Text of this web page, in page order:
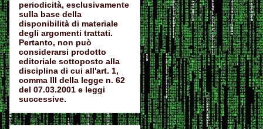
periodicità, esclusivamente
sulla base della
disponibilità di materiale
degli argomenti trattati.
Pertanto, non può
considerarsi prodotto
editoriale sottoposto alla
disciplina di cui all'art. 1,
comma III della legge n. 62
del 07.03.2001 e leggi
successive.